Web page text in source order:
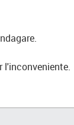
l'inconveniente.